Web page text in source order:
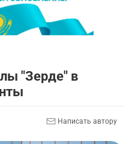
"Зерде" в
Написать автору